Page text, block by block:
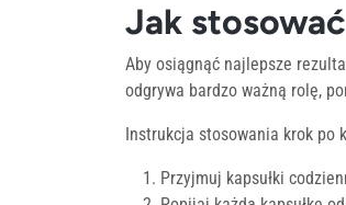
Jak
Aby osiągnąć najlepsze
odgrywa bardzo ważną rolę,
Instrukcja stosowania krok po
Przyjmuj kapsułki